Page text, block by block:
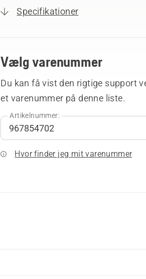
Specifikationer
Vælg varenummer
Du kan få vist den rigtige support
et varenummer på denne liste.
Artikelnummer:
Hvor finder jeg mit varenummer